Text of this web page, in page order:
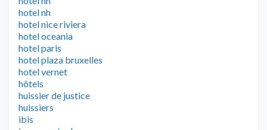
hotel nh
hotel nice riviera
hotel oceania
hotel paris
hotel plaza bruxelles
hotel vernet
hôtels
huissier de justice
huissiers
ibis